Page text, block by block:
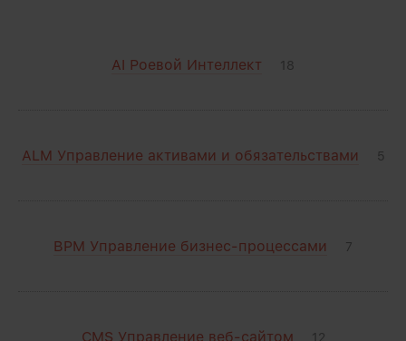
AI Роевой Интеллект 18
ALM Управление активами и обязательствами 5
BPM Управление бизнес-процессами 7
CMS Управление веб-сайтом 12